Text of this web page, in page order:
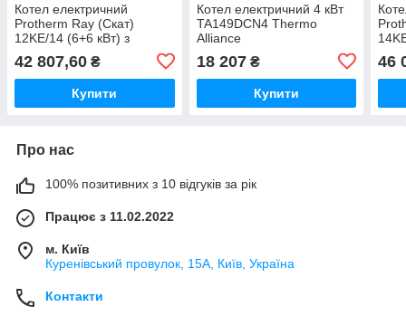
Котел електричний
Protherm Ray (Скат)
12KE/14 (6+6 кВт) з
42 807,60 ₴
Купити
Котел електричний 4 кВт
TA149DCN4 Thermo
Alliance
18 207₴
Купити
46
Про нас
100% позитивних з 10 відгуків за рік
Працює з 11.02.2022
м. Київ
Куренівський провулок, 15А, Київ, Україна
Контакти